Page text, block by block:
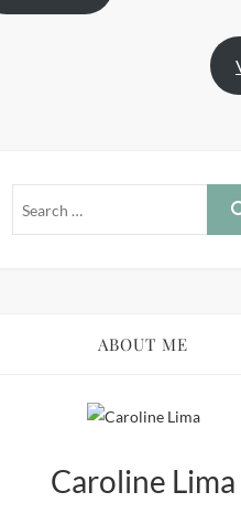
ABOUT ME
Caroline Lima